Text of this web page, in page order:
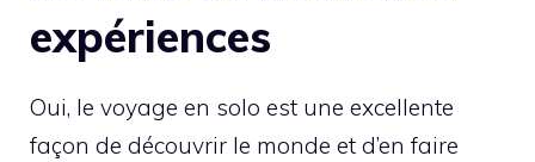
expériences
Oui, le voyage en solo est une excellente
façon de découvrir le monde et d’en faire